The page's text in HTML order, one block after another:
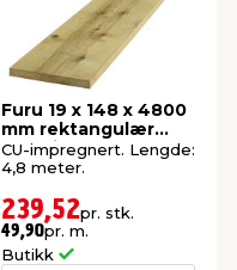
Furu 19 x 148 x 4800
mm rektangulær
kledning
CU-impregnert. Lengde:
4,8 meter.
239,52pr. stk.
49,90pr. m.
Butikk